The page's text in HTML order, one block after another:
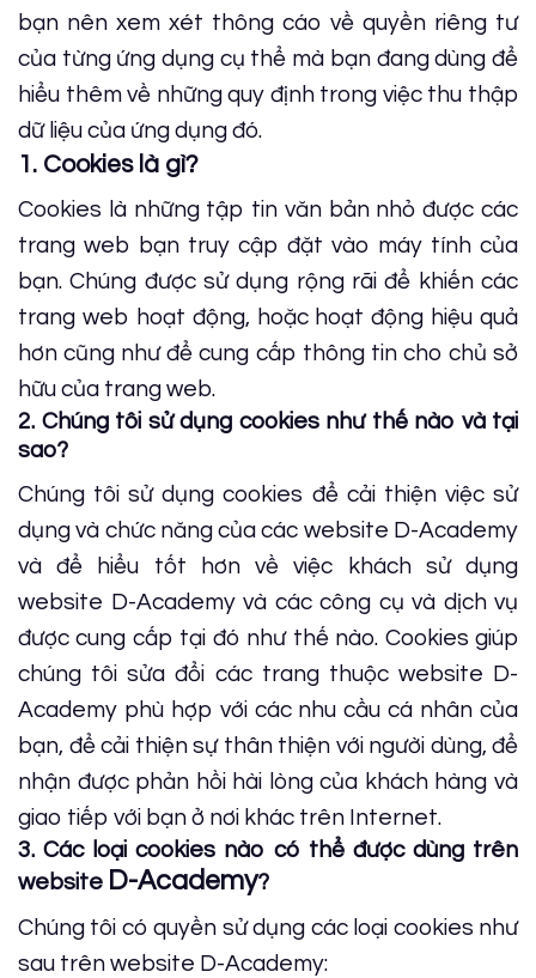
bạn nên xem xét thông cáo về quyền riêng tư
của từng ứng dụng cụ thể mà bạn đang dùng để
hiểu thêm về những quy định trong việc thu thập
dữ liệu của ứng dụng đó.
1. Cookies là gì?
Cookies là những tập tin văn bản nhỏ được các
trang web bạn truy cập đặt vào máy tính của
bạn. Chúng được sử dụng rộng rãi để khiến các
trang web hoạt động, hoặc hoạt động hiệu quả
hơn cũng như để cung cấp thông tin cho chủ sở
hữu của trang web.
2. Chúng tôi sử dụng cookies như thế nào và tại
sao?
Chúng tôi sử dụng cookies để cải thiện việc sử
dụng và chức năng của các website D-Academy
và để hiểu tốt hơn về việc khách sử dụng
website D-Academy và các công cụ và dịch vụ
được cung cấp tại đó như thế nào. Cookies giúp
chúng tôi sửa đổi các trang thuộc website D-
Academy phù hợp với các nhu cầu cá nhân của
bạn, để cải thiện sự thân thiện với người dùng, để
nhận được phản hồi hài lòng của khách hàng và
giao tiếp với bạn ở nơi khác trên Internet.
3. Các loại cookies nào có thể được dùng trên
website D-Academy?
Chúng tôi có quyền sử dụng các loại cookies như
sau trên website D-Academy: